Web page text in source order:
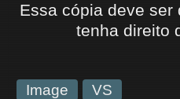
Essa cópia deve
tenha direito
Image VS